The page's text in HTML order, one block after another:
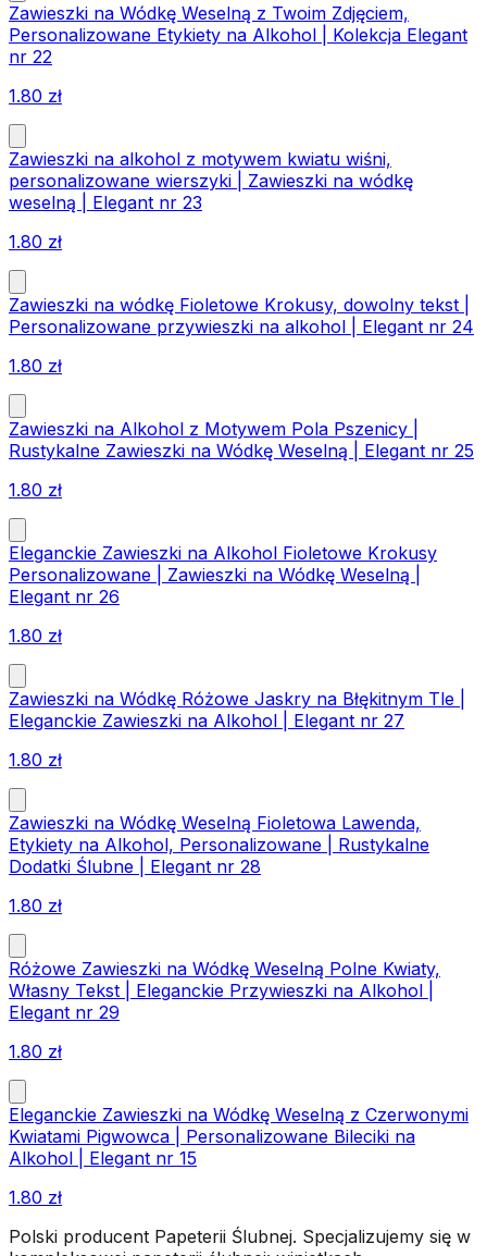
Zawieszki na Wódkę Weselną z Twoim Zdjęciem,
Personalizowane Etykiety na Alkohol | Kolekcja Elegant
nr 22
1.80 zł
Zawieszki na alkohol z motywem kwiatu wiśni,
personalizowane wierszyki | Zawieszki na wódkę
weselną | Elegant nr 23
1.80 zł
Zawieszki na wódkę Fioletowe Krokusy, dowolny tekst |
Personalizowane przywieszki na alkohol | Elegant nr 24
1.80 zł
Zawieszki na Alkohol z Motywem Pola Pszenicy |
Rustykalne Zawieszki na Wódkę Weselną | Elegant nr 25
1.80 zł
Eleganckie Zawieszki na Alkohol Fioletowe Krokusy
Personalizowane | Zawieszki na Wódkę Weselną |
Elegant nr 26
1.80 zł
Zawieszki na Wódkę Różowe Jaskry na Błękitnym Tle |
Eleganckie Zawieszki na Alkohol | Elegant nr 27
1.80 zł
Zawieszki na Wódkę Weselną Fioletowa Lawenda,
Etykiety na Alkohol, Personalizowane | Rustykalne
Dodatki Ślubne | Elegant nr 28
1.80 zł
Różowe Zawieszki na Wódkę Weselną Polne Kwiaty,
Własny Tekst | Eleganckie Przywieszki na Alkohol |
Elegant nr 29
1.80 zł
Eleganckie Zawieszki na Wódkę Weselną z Czerwonymi
Kwiatami Pigwowca | Personalizowane Bileciki na
Alkohol | Elegant nr 15
1.80 zł
Polski producent Papeterii Ślubnej. Specjalizujemy się w